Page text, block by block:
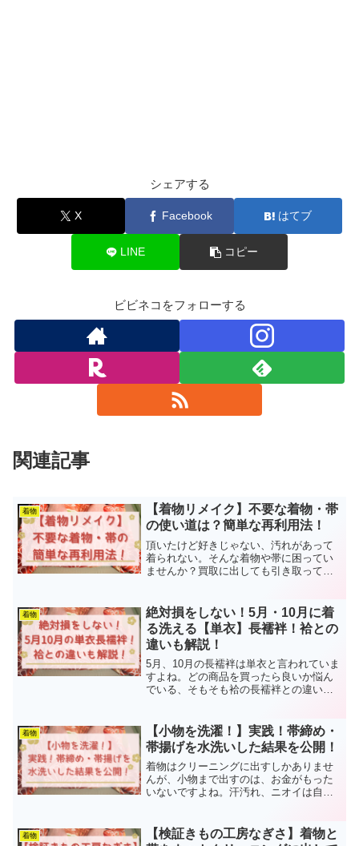
シェアする
X Facebook はてブ
LINE コピー
ビビネコをフォローする
関連記事
着物
【着物リメイク】不要な着物・帯
の使い道は？簡単な再利用法！
頂いたけど好きじゃない、汚れがあって
着られない。そんな着物や帯に困ってい
ませんか？買取に出しても引き取っても
いましょう？簡単な方法ばかりなので、
是非見ていって下さいね！
着物
絶対損をしない！5月・10月に着
る洗える【単衣】長襦袢！袷との
違いも解説！
5月、10月の長襦袢は単衣と言われていま
すよね。どの商品を買ったら良いか悩ん
でいる、そもそも袷の長襦袢との違いが
袢と他の商品との違いも紹介しているの
でぜひ見て行って下さいね！
着物
【小物を洗濯！】実践！帯締め・
帯揚げを水洗いした結果を公開！
着物はクリーニングに出すしかありませ
んが、小物まで出すのは、お金がもった
いないですよね。汗汚れ、ニオイは自分
ネコが実践しながら解説します！
着物
【検証きもの工房なぎさ】着物と